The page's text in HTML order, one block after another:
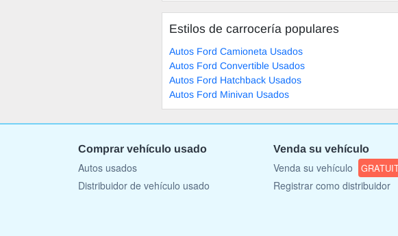
Estilos de carrocería populares
Autos Ford Camioneta Usados
Autos Ford Convertible Usados
Autos Ford Hatchback Usados
Autos Ford Minivan Usados
Comprar vehículo usado
Autos usados
Distribuidor de vehículo usado
Venda su vehículo
Venda su vehículo
Registrar como distribuidor